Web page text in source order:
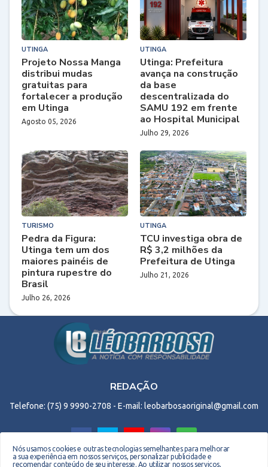
UTINGA
Projeto Nossa Manga
distribui mudas
gratuitas para
fortalecer a produção
em Utinga
Agosto 05, 2026
UTINGA
Utinga: Prefeitura
avança na construção
da base
descentralizada do
SAMU 192 em frente
ao Hospital Municipal
Julho 29, 2026
TURISMO
Pedra da Figura:
Utinga tem um dos
maiores painéis de
pintura rupestre do
Brasil
Julho 26, 2026
UTINGA
TCU investiga obra de
R$ 3,2 milhões da
Prefeitura de Utinga
Julho 21, 2026
REDAÇÃO
Telefone: (75) 9 9990-2708 - E-mail: leobarbosaoriginal@gmail.com
Nós usamos cookies e outras tecnologias semelhantes para melhorar
a sua experiência em nossos serviços, personalizar publicidade e
recomendar conteúdo de seu interesse. Ao utilizar nossos serviços,